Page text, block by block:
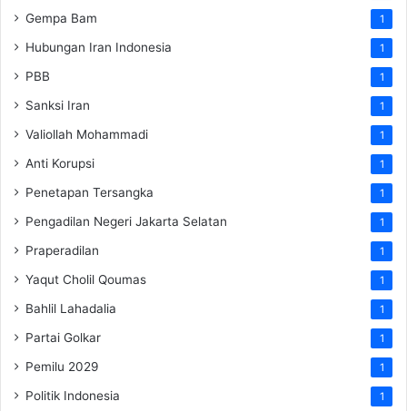
Gempa Bam 1
Hubungan Iran Indonesia 1
PBB 1
Sanksi Iran 1
Valiollah Mohammadi 1
Anti Korupsi 1
Penetapan Tersangka 1
Pengadilan Negeri Jakarta Selatan 1
Praperadilan 1
Yaqut Cholil Qoumas 1
Bahlil Lahadalia 1
Partai Golkar 1
Pemilu 2029 1
Politik Indonesia 1